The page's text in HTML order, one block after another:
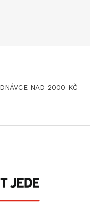
NAD 2000 KČ